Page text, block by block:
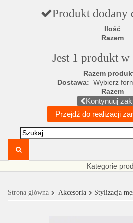
Produkt dodany
Ilość
Razem
Jest 1 produkt
Razem
Dostawa: Wybierz
Razem
Kontynuuj
Przejdź do realizacji
Kategorie
Strona główna Akcesoria Stylizacja